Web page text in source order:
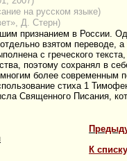
на русском языке)
Д. Стерн)
признанием в России.
взятом
с греческого
поэтому сохранял в
более
стиха 1
Священного Писания,
К